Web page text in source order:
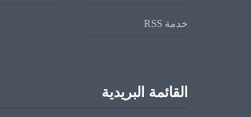
خدمة RSS
القائمة البريدية